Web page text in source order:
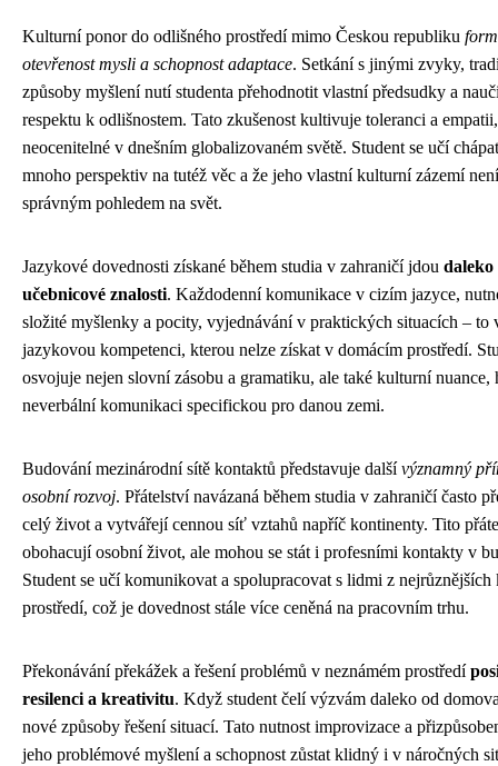
Kulturní ponor do odlišného prostředí mimo Českou republiku
otevřenost mysli a schopnost adaptace. Setkání s jinými zvyky,
způsoby myšlení nutí studenta přehodnotit vlastní předsudky a
respektu k odlišnostem. Tato zkušenost kultivuje toleranci a
neocenitelné v dnešním globalizovaném světě. Student se učí
mnoho perspektiv na tutéž věc a že jeho vlastní kulturní zázemí
správným pohledem na svět.
Jazykové dovednosti získané během studia v zahraničí jdou daleko
učebnicové znalosti. Každodenní komunikace v cizím jazyce,
složité myšlenky a pocity, vyjednávání v praktických situacích – to
jazykovou kompetenci, kterou nelze získat v domácím prostředí.
osvojuje nejen slovní zásobu a gramatiku, ale také kulturní nuance,
neverbální komunikaci specifickou pro danou zemi.
Budování mezinárodní sítě kontaktů představuje další významný
osobní rozvoj. Přátelství navázaná během studia v zahraničí často
celý život a vytvářejí cennou síť vztahů napříč kontinenty. Tito
obohacují osobní život, ale mohou se stát i profesními kontakty v
Student se učí komunikovat a spolupracovat s lidmi z nejrůznějších
prostředí, což je dovednost stále více ceněná na pracovním trhu.
Překonávání překážek a řešení problémů v neznámém prostředí
resilenci a kreativitu. Když student čelí výzvám daleko od
nové způsoby řešení situací. Tato nutnost improvizace a
jeho problémové myšlení a schopnost zůstat klidný i v náročných